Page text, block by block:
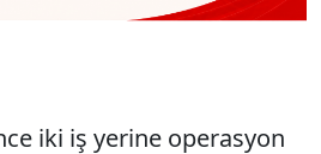
iki iş yerine operasyon